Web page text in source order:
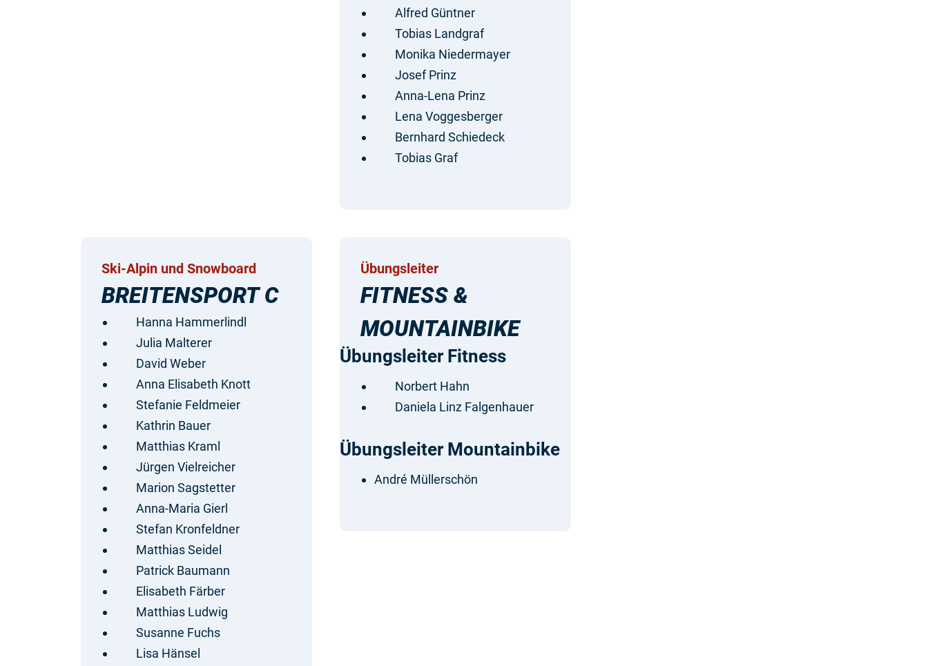
Alfred Güntner
Tobias Landgraf
Monika Niedermayer
Josef Prinz
Anna-Lena Prinz
Lena Voggesberger
Bernhard Schiedeck
Tobias Graf
Ski-Alpin und Snowboard
BREITENSPORT C
Hanna Hammerlindl
Julia Malterer
David Weber
Anna Elisabeth Knott
Stefanie Feldmeier
Kathrin Bauer
Matthias Kraml
Jürgen Vielreicher
Marion Sagstetter
Anna-Maria Gierl
Stefan Kronfeldner
Matthias Seidel
Patrick Baumann
Elisabeth Färber
Matthias Ludwig
Susanne Fuchs
Lisa Hänsel
Übungsleiter
FITNESS &
MOUNTAINBIKE
Übungsleiter Fitness
Norbert Hahn
Daniela Linz Falgenhauer
Übungsleiter Mountainbike
André Müllerschön